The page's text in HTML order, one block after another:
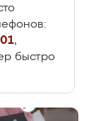
,
быстро